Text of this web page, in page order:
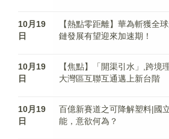
10月19
日
【熱點零距離】華為斬獲全
鏈發展有望迎來加速期！
10月19
日
【焦點】「開渠引水」,跨境
大灣區互聯互通邁上新台階
10月19
日
百億新賽道之可降解塑料|國
能，意欲何為？